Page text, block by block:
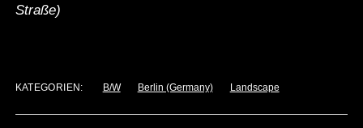
Straße)
KATEGORIEN: B/W Berlin (Germany) Landscape